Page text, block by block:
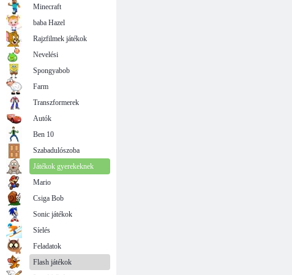
Minecraft
baba Hazel
Rajzfilmek játékok
Nevelési
Spongyabob
Farm
Transzformerek
Autók
Ben 10
Szabadulószoba
Játékok gyerekeknek
Mario
Csiga Bob
Sonic játékok
Síelés
Feladatok
Flash játékok